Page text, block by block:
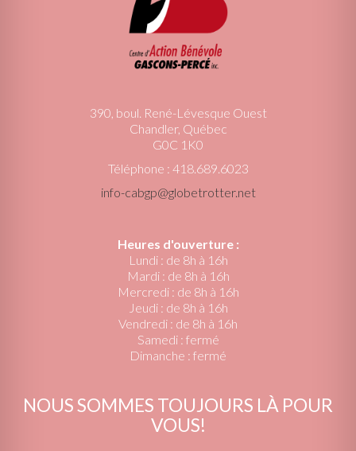
390, boul. René-Lévesque Ouest
Chandler, Québec
G0C 1K0
Téléphone : 418.689.6023
info-cabgp@globetrotter.net
Heures d'ouverture :
Lundi : de 8h à 16h
Mardi : de 8h à 16h
Mercredi : de 8h à 16h
Jeudi : de 8h à 16h
Vendredi : de 8h à 16h
Samedi : fermé
Dimanche : fermé
NOUS SOMMES TOUJOURS LÀ POUR
VOUS!